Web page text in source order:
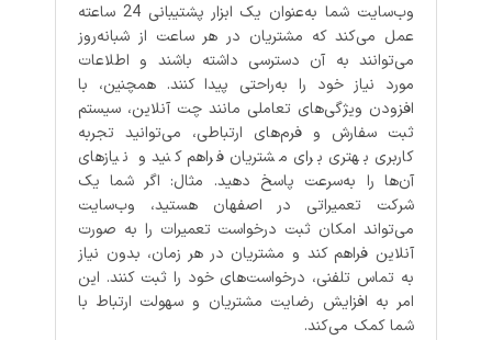
وب‌سایت شما به‌عنوان یک ابزار پشتیبانی 24 ساعته
عمل می‌کند که مشتریان در هر ساعت از شبانه‌روز
می‌توانند به آن دسترسی داشته باشند و اطلاعات
مورد نیاز خود را به‌راحتی پیدا کنند. همچنین، با
افزودن ویژگی‌های تعاملی مانند چت آنلاین، سیستم
ثبت سفارش و فرم‌های ارتباطی، می‌توانید تجربه
کاربری بهتری برای مشتریان فراهم کنید و نیازهای
آن‌ها را به‌سرعت پاسخ دهید. مثال: اگر شما یک
شرکت تعمیراتی در اصفهان هستید، وب‌سایت
می‌تواند امکان ثبت درخواست تعمیرات را به صورت
آنلاین فراهم کند و مشتریان در هر زمان، بدون نیاز
به تماس تلفنی، درخواست‌های خود را ثبت کنند. این
امر به افزایش رضایت مشتریان و سهولت ارتباط با
شما کمک می‌کند.